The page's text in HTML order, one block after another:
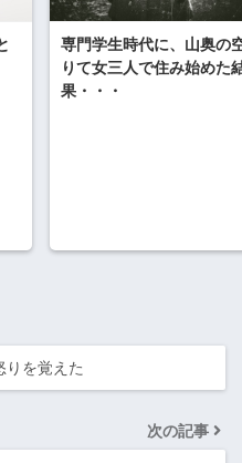
専門学生時代に、山奥の
りて女三人で住み始めた
果・・・
りを覚えた
次の記事